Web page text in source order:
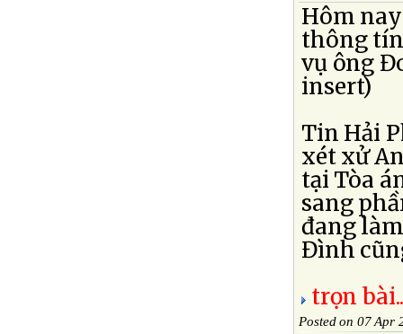
Hôm
thông
vụ ông
insert)
Tin Hải
xét xử
tại Tòa
sang
đang
Đình
trọn
Posted on 07 Apr